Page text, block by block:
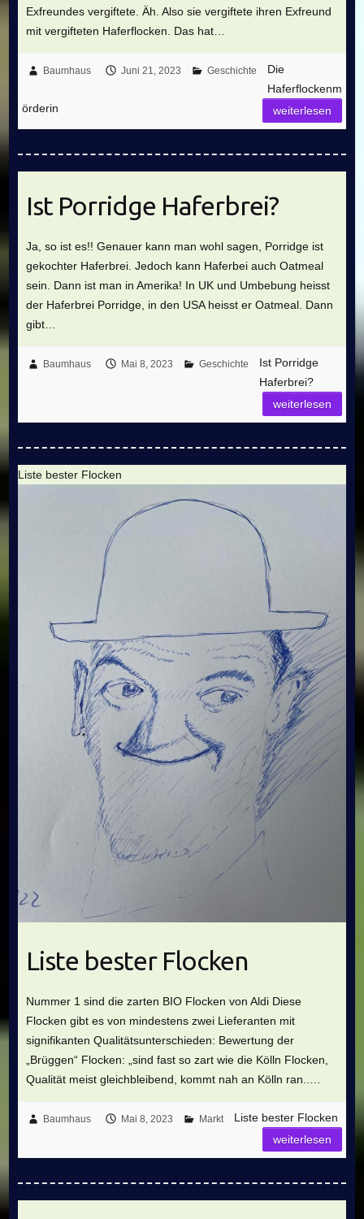
Exfreundes vergiftete. Äh. Also sie vergiftete ihren Exfreund
mit vergifteten Haferflocken. Das hat…
Baumhaus Juni 21, 2023 Geschichte
Die
Haferflockenm
örderin
weiterlesen
Ist Porridge Haferbrei?
Ja, so ist es!! Genauer kann man wohl sagen, Porridge ist
gekochter Haferbrei. Jedoch kann Haferbei auch Oatmeal
sein. Dann ist man in Amerika! In UK und Umbebung heisst
der Haferbrei Porridge, in den USA heisst er Oatmeal. Dann
gibt…
Baumhaus Mai 8, 2023 Geschichte
Ist Porridge
Haferbrei?
weiterlesen
Liste bester Flocken
Liste bester Flocken
Nummer 1 sind die zarten BIO Flocken von Aldi Diese
Flocken gibt es von mindestens zwei Lieferanten mit
signifikanten Qualitätsunterschieden: Bewertung der
„Brüggen“ Flocken: „sind fast so zart wie die Kölln Flocken,
Qualität meist gleichbleibend, kommt nah an Kölln ran..…
Baumhaus Mai 8, 2023 Markt
Liste bester Flocken
weiterlesen